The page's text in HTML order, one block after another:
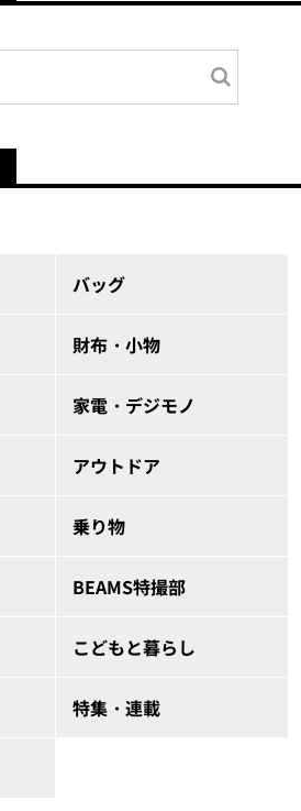
バッグ
財布・小物
家電・デジモノ
アウトドア
乗り物
BEAMS特撮部
こどもと暮らし
特集・連載